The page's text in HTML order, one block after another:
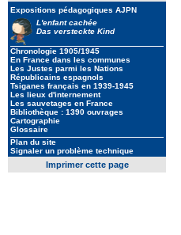
Expositions pédagogiques AJPN
L'enfant cachée
Das versteckte Kind
Chronologie 1905/1945
En France dans les communes
Les Justes parmi les Nations
Républicains espagnols
Tsiganes français en 1939-1945
Les lieux d'internement
Les sauvetages en France
Bibliothèque : 1390 ouvrages
Cartographie
Glossaire
Plan du site
Signaler un problème technique
Imprimer cette page